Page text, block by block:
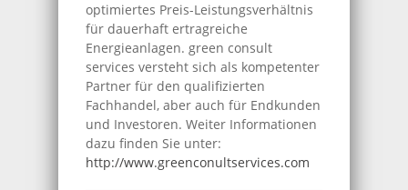
optimiertes Preis-Leistungsverhältnis
für dauerhaft ertragreiche
Energieanlagen. green consult
services versteht sich als kompetenter
Partner für den qualifizierten
Fachhandel, aber auch für Endkunden
und Investoren. Weiter Informationen
dazu finden Sie unter:
http://www.greenconultservices.com